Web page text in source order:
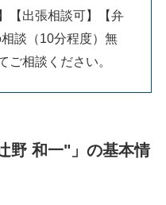
【出張相談可】【弁
談（10分程度）無
ご相談ください。
野 和一"」の基本情